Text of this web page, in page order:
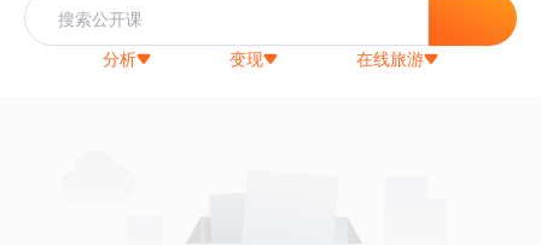
分析 变现 在线旅游